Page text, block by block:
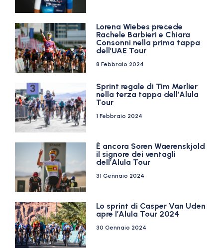
Lorena Wiebes precede
Rachele Barbieri e Chiara
Consonni nella prima tappa
dell’UAE Tour
8 Febbraio 2024
Sprint regale di Tim Merlier
nella terza tappa dell’Alula
Tour
1 Febbraio 2024
È ancora Soren Waerenskjold
il signore dei ventagli
dell’Alula Tour
31 Gennaio 2024
Lo sprint di Casper Van Uden
apre l’Alula Tour 2024
30 Gennaio 2024